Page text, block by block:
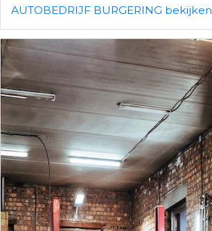
AUTOBEDRIJF BURGERING bekijken